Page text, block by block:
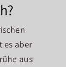
es aber
aus